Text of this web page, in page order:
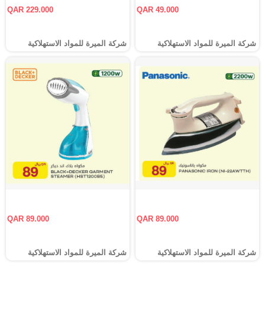
QAR 49.000
شركة الميرة للمواد الاستهلاكية
QAR 229.000
شركة الميرة للمواد الاستهلاكية
QAR 89.000
شركة الميرة للمواد الاستهلاكية
QAR 89.000
شركة الميرة للمواد الاستهلاكية